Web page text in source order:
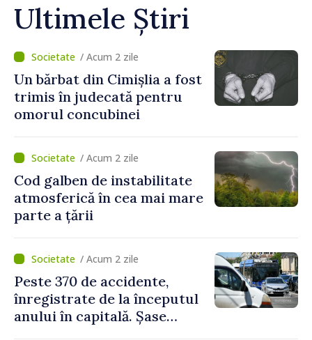
Ultimele Știri
/ Acum 2 zile
Un bărbat din Cimișlia a fost
trimis în judecată pentru
omorul concubinei
/ Acum 2 zile
Cod galben de instabilitate
atmosferică în cea mai mare
parte a țării
/ Acum 2 zile
Peste 370 de accidente,
înregistrate de la începutul
anului în capitală. Șase